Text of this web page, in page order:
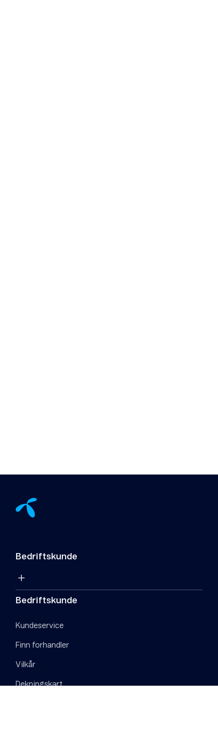
Bedriftskunde
Bedriftskunde
Kundeservice
Finn forhandler
Vilkår
Dekningskart